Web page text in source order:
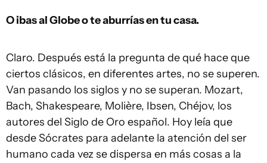
O ibas al Globe o te aburrías en tu casa.
Claro. Después está la pregunta de qué hace que
ciertos clásicos, en diferentes artes, no se superen.
Van pasando los siglos y no se superan. Mozart,
Bach, Shakespeare, Molière, Ibsen, Chéjov, los
autores del Siglo de Oro español. Hoy leía que
desde Sócrates para adelante la atención del ser
humano cada vez se dispersa en más cosas a la